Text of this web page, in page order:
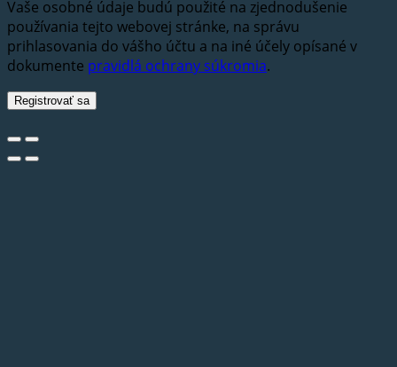
Vaše osobné údaje budú použité na zjednodušenie
používania tejto webovej stránke, na správu
prihlasovania do vášho účtu a na iné účely opísané v
dokumente pravidlá ochrany súkromia.
Registrovať sa